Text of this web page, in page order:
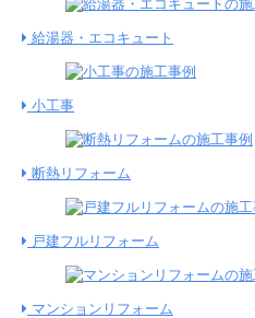
給湯器・エコキュート
小工事
断熱リフォーム
戸建フルリフォーム
マンションリフォーム